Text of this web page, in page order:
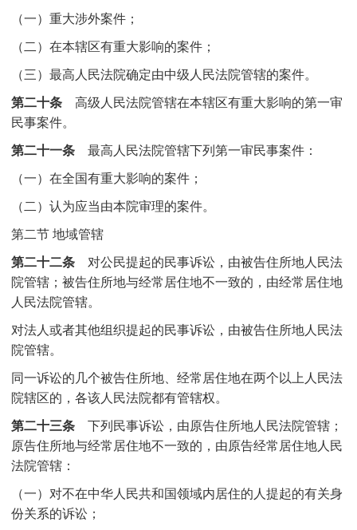
（一）重大涉外案件；
（二）在本辖区有重大影响的案件；
（三）最高人民法院确定由中级人民法院管辖的案件。
第二十条高级人民法院管辖在本辖区有重大影响的第一审
民事案件。
第二十一条最高人民法院管辖下列第一审民事案件：
（一）在全国有重大影响的案件；
（二）认为应当由本院审理的案件。
第二节 地域管辖
第二十二条对公民提起的民事诉讼，由被告住所地人民法
院管辖；被告住所地与经常居住地不一致的，由经常居住地
人民法院管辖。
对法人或者其他组织提起的民事诉讼，由被告住所地人民法
院管辖。
同一诉讼的几个被告住所地、经常居住地在两个以上人民法
院辖区的，各该人民法院都有管辖权。
第二十三条下列民事诉讼，由原告住所地人民法院管辖；
原告住所地与经常居住地不一致的，由原告经常居住地人民
法院管辖：
（一）对不在中华人民共和国领域内居住的人提起的有关身
份关系的诉讼；